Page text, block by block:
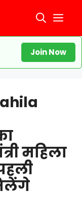
Join Now
महिला